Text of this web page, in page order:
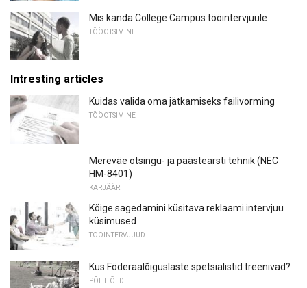
Mis kanda College Campus tööintervjuule
TÖÖOTSIMINE
Intresting articles
Kuidas valida oma jätkamiseks failivorming
TÖÖOTSIMINE
Mereväe otsingu- ja päästearsti tehnik (NEC
HM-8401)
KARJÄÄR
Kõige sagedamini küsitava reklaami intervjuu
küsimused
TÖÖINTERVJUUD
Kus Föderaalõiguslaste spetsialistid treenivad?
PÕHITÕED